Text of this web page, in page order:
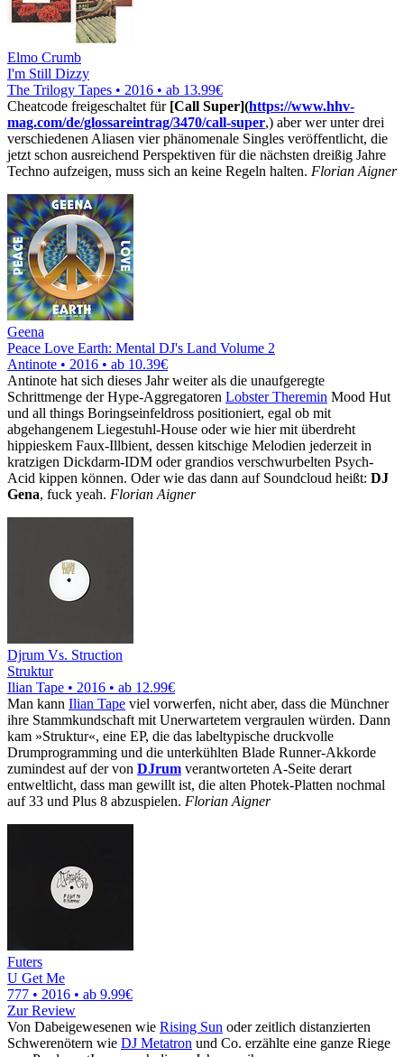
Elmo Crumb
I'm Still Dizzy
The Trilogy Tapes • 2016 • ab 13.99€
Cheatcode freigeschaltet für [Call Super](https://www.hhv-
mag.com/de/glossareintrag/3470/call-super,) aber wer unter drei
verschiedenen Aliasen vier phänomenale Singles veröffentlicht, die
jetzt schon ausreichend Perspektiven für die nächsten dreißig Jahre
Techno aufzeigen, muss sich an keine Regeln halten. Florian Aigner
Geena
Peace Love Earth: Mental DJ's Land Volume 2
Antinote • 2016 • ab 10.39€
Antinote hat sich dieses Jahr weiter als die unaufgeregte
Schrittmenge der Hype-Aggregatoren Lobster Theremin Mood Hut
und all things Boringseinfeldross positioniert, egal ob mit
abgehangenem Liegestuhl-House oder wie hier mit überdreht
hippieskem Faux-Illbient, dessen kitschige Melodien jederzeit in
kratzigen Dickdarm-IDM oder grandios verschwurbelten Psych-
Acid kippen können. Oder wie das dann auf Soundcloud heißt: DJ
Gena, fuck yeah. Florian Aigner
Djrum Vs. Struction
Struktur
Ilian Tape • 2016 • ab 12.99€
Man kann Ilian Tape viel vorwerfen, nicht aber, dass die Münchner
ihre Stammkundschaft mit Unerwartetem vergraulen würden. Dann
kam »Struktur«, eine EP, die das labeltypische druckvolle
Drumprogramming und die unterkühlten Blade Runner-Akkorde
zumindest auf der von DJrum verantworteten A-Seite derart
entweltlicht, dass man gewillt ist, die alten Photek-Platten nochmal
auf 33 und Plus 8 abzuspielen. Florian Aigner
Futers
U Get Me
777 • 2016 • ab 9.99€
Zur Review
Von Dabeigewesenen wie Rising Sun oder zeitlich distanzierten
Schwerenötern wie DJ Metatron und Co. erzählte eine ganze Riege